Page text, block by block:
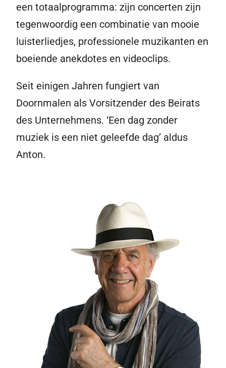
een totaalprogramma: zijn concerten zijn
tegenwoordig een combinatie van mooie
luisterliedjes, professionele muzikanten en
boeiende anekdotes en videoclips.
Seit einigen Jahren fungiert van
Doornmalen als Vorsitzender des Beirats
des Unternehmens. ‘Een dag zonder
muziek is een niet geleefde dag’ aldus
Anton.